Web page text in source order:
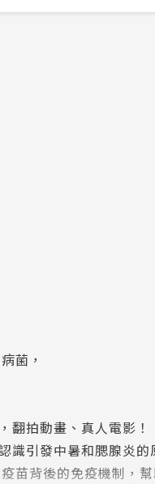
菌，
拍動畫、真人電影！
引發中暑和腮腺炎的
背後的免疫機制，幫